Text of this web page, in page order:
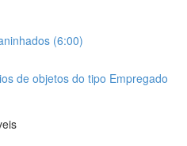
(6:00)
de objetos do tipo Empregado